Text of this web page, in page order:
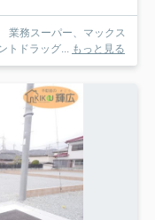
業務スーパー、マックス
トドラッグ... もっと見る